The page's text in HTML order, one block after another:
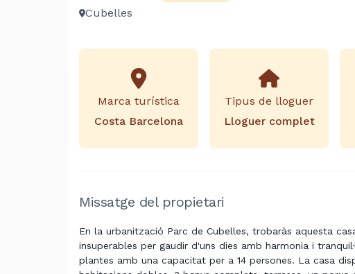
Cubelles
Marca turística
Costa Barcelona
Tipus de lloguer
Lloguer complet
Missatge del propietari
En la urbanització Parc de Cubelles, trobaràs aquesta
insuperables per gaudir d'uns dies amb harmonia i
plantes amb una capacitat per a 14 persones. La casa